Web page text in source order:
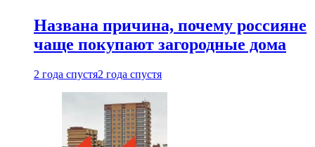
Названа причина, почему россияне
чаще покупают загородные дома
2 года спустя2 года спустя